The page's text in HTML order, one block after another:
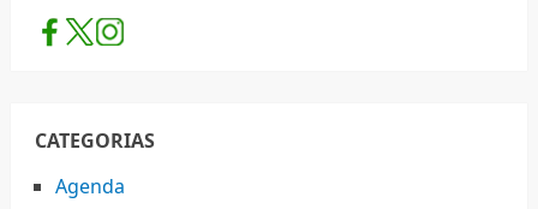
CATEGORIAS
Agenda